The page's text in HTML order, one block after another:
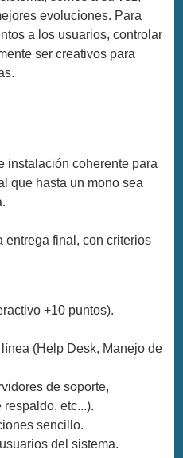
evoluciones. Para
a los usuarios, controlar
ser creativos para
instalación coherente para
que hasta un mono sea
entrega final, con criterios
+10 puntos).
(Help Desk, Manejo de
de soporte,
etc...).
sencillo.
del sistema.